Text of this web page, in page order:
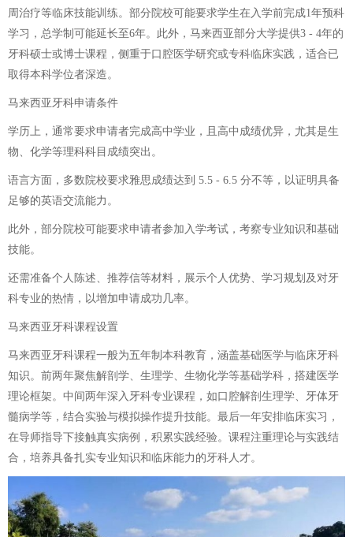
周治疗等临床技能训练。部分院校可能要求学生在入学前完成1年预科
学习，总学制可能延长至6年。此外，马来西亚部分大学提供3 - 4年的
牙科硕士或博士课程，侧重于口腔医学研究或专科临床实践，适合已
取得本科学位者深造。
马来西亚牙科申请条件
学历上，通常要求申请者完成高中学业，且高中成绩优异，尤其是生
物、化学等理科科目成绩突出。
语言方面，多数院校要求雅思成绩达到 5.5 - 6.5 分不等，以证明具备
足够的英语交流能力。
此外，部分院校可能要求申请者参加入学考试，考察专业知识和基础
技能。
还需准备个人陈述、推荐信等材料，展示个人优势、学习规划及对牙
科专业的热情，以增加申请成功几率。
马来西亚牙科课程设置
马来西亚牙科课程一般为五年制本科教育，涵盖基础医学与临床牙科
知识。前两年聚焦解剖学、生理学、生物化学等基础学科，搭建医学
理论框架。中间两年深入牙科专业课程，如口腔解剖生理学、牙体牙
髓病学等，结合实验与模拟操作提升技能。最后一年安排临床实习，
在导师指导下接触真实病例，积累实践经验。课程注重理论与实践结
合，培养具备扎实专业知识和临床能力的牙科人才。